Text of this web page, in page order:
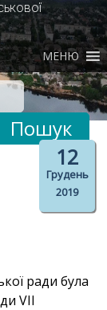
МЕНЮ
12
Грудень
2019
ради була
VII